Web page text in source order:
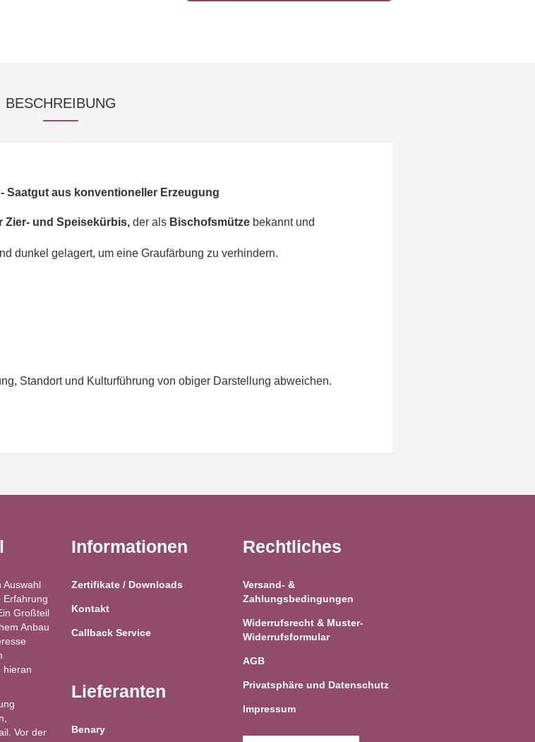
BESCHREIBUNG
Saatgut aus konventioneller Erzeugung
Zier- und Speisekürbis, der als Bischofsmütze bekannt und
dunkel gelagert, um eine Graufärbung zu verhindern.
Standort und Kulturführung von obiger Darstellung abweichen.
Auswahl
Erfahrung
Großteil
Anbau
hieran
Vor der
Informationen
Zertifikate / Downloads
Kontakt
Callback Service
Lieferanten
Benary
Rechtliches
Versand- &
Zahlungsbedingungen
Widerrufsrecht & Muster-
Widerrufsformular
AGB
Privatsphäre und Datenschutz
Impressum